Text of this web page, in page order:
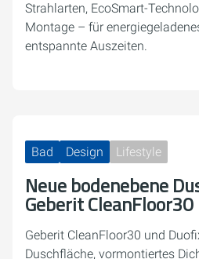
Strahlarten, EcoSmart-
Montage – für
entspannte Auszeiten.
Bad Design Lifestyle
Neue bodenebene
Geberit CleanFloor30
Geberit CleanFloor30 und
Duschfläche, vormontiertes